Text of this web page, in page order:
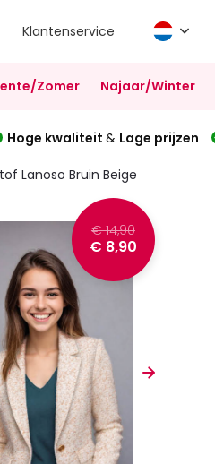
Klantenservice
Zomer Najaar/Winter
Hoge kwaliteit & Lage prijzen
Lanoso Bruin Beige
€ 14,90
€ 8,90